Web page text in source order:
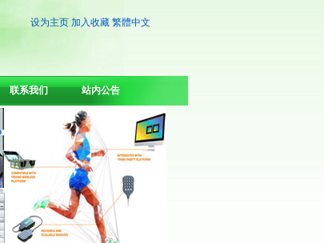
设为主页 加入收藏 繁體中文
联系我们 站内公告